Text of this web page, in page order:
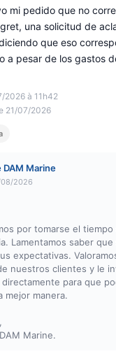
2026 à 11h42
21/07/2026
mi pedido que no
una solicitud de
que eso
a pesar de los gastos
DAM Marine
08/2026
por tomarse el
Lamentamos saber
expectativas.
nuestros clientes y le
para que
mejor manera.
Marine.